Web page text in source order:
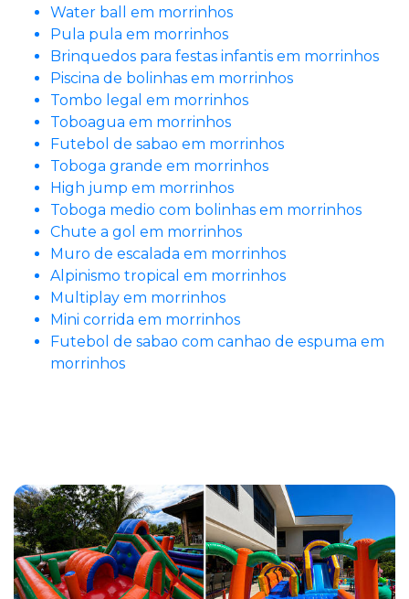
Water ball em morrinhos
Pula pula em morrinhos
Brinquedos para festas infantis em morrinhos
Piscina de bolinhas em morrinhos
Tombo legal em morrinhos
Toboagua em morrinhos
Futebol de sabao em morrinhos
Toboga grande em morrinhos
High jump em morrinhos
Toboga medio com bolinhas em morrinhos
Chute a gol em morrinhos
Muro de escalada em morrinhos
Alpinismo tropical em morrinhos
Multiplay em morrinhos
Mini corrida em morrinhos
Futebol de sabao com canhao de espuma em
morrinhos